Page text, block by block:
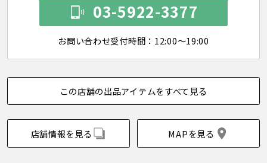
03-5922-3377
お問い合わせ受付時間：12:00～19:00
この店舗の出品アイテムをすべて見る
店舗情報を見る MAPを見る